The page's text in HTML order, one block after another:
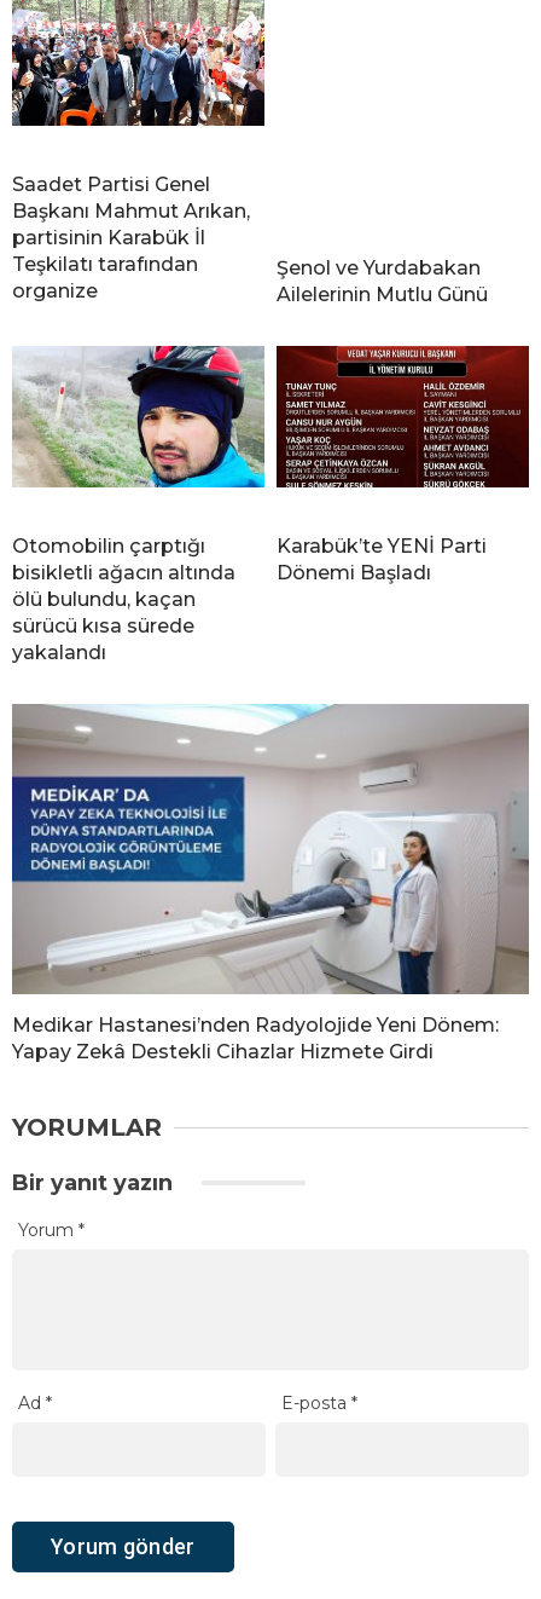
Saadet Partisi Genel
Başkanı Mahmut Arıkan,
partisinin Karabük İl
Teşkilatı tarafından
organize
Şenol ve Yurdabakan
Ailelerinin Mutlu Günü
Otomobilin çarptığı
bisikletli ağacın altında
ölü bulundu, kaçan
sürücü kısa sürede
yakalandı
Karabük’te YENİ Parti
Dönemi Başladı
Medikar Hastanesi’nden Radyolojide Yeni Dönem:
Yapay Zekâ Destekli Cihazlar Hizmete Girdi
YORUMLAR
Bir yanıt yazın
Yorum *
Ad * E-posta*